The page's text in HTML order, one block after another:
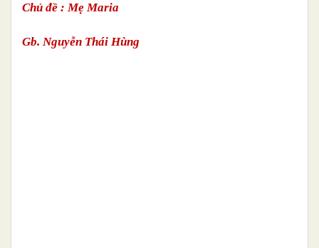
Chủ đề : Mẹ Maria
Gb. Nguyễn Thái Hùng